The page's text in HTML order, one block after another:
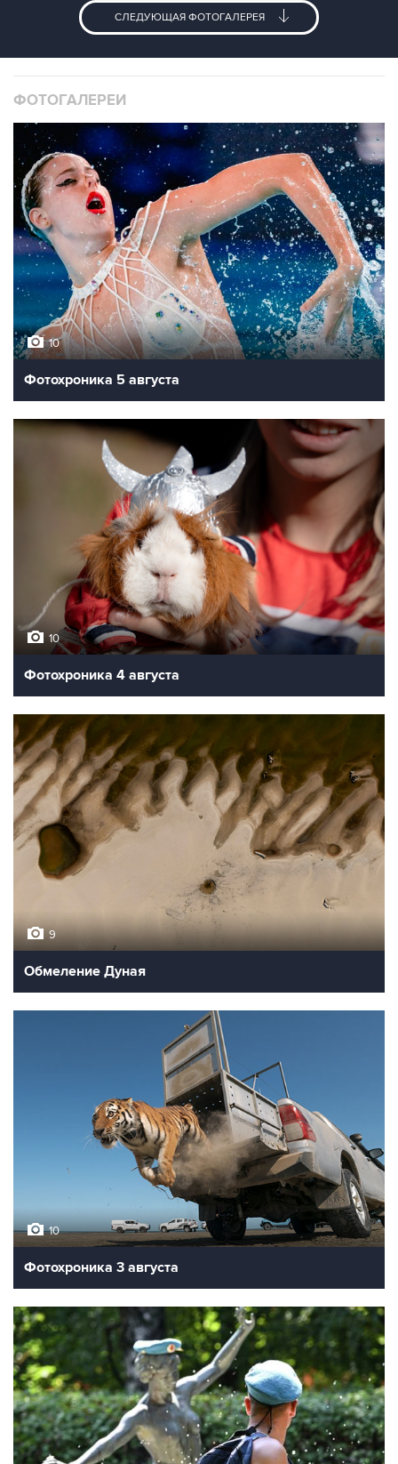
СЛЕДУЮЩАЯ ФОТОГАЛЕРЕЯ
ФОТОГАЛЕРЕИ
10
Фотохроника 5 августа
10
Фотохроника 4 августа
9
Обмеление Дуная
10
Фотохроника 3 августа